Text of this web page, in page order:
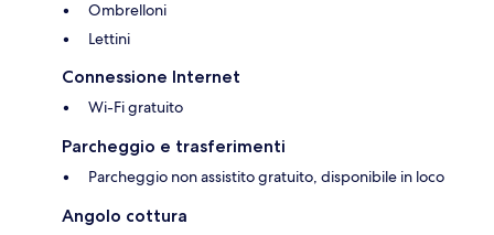
Ombrelloni
Lettini
Connessione Internet
Wi-Fi gratuito
Parcheggio e trasferimenti
Parcheggio non assistito gratuito, disponibile in loco
Angolo cottura